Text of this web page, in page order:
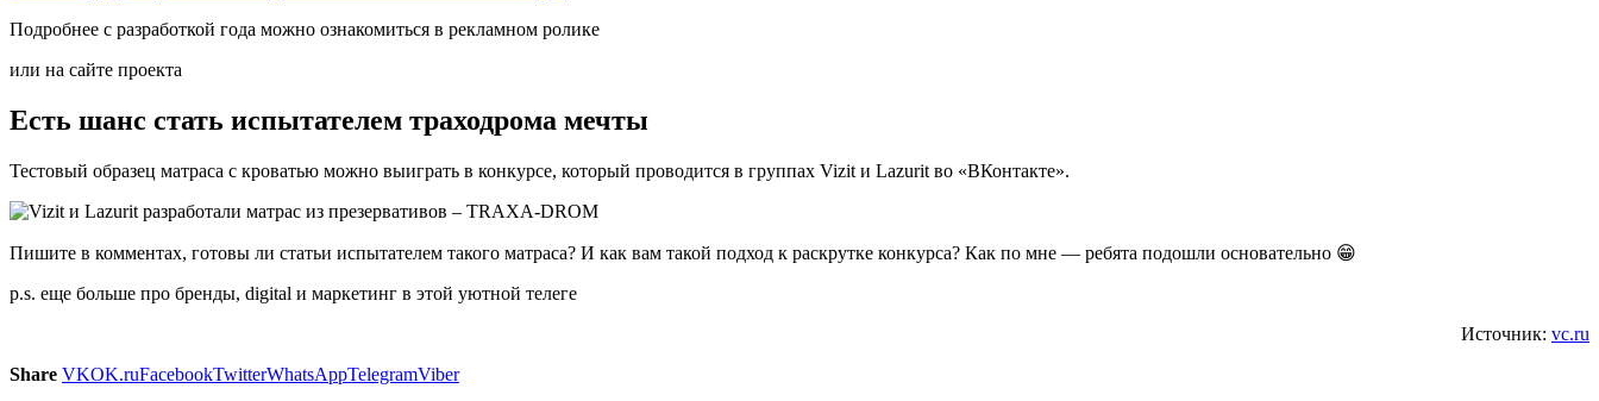
Подробнее с разработкой года можно ознакомиться в рекламном ролике
или на сайте проекта
Есть шанс стать испытателем траходрома мечты
Тестовый образец матраса с кроватью можно выиграть в конкурсе, который проводится в группах Vizit и Lazurit во «ВКонтакте».
Пишите в комментах, готовы ли статьи испытателем такого матраса? И как вам такой подход к раскрутке конкурса? Как по мне — ребята подошли основательно 😁
p.s. еще больше про бренды, digital и маркетинг в этой уютной телеге
Источник: vc.ru
Share VKOK.ruFacebookTwitterWhatsAppTelegramViber